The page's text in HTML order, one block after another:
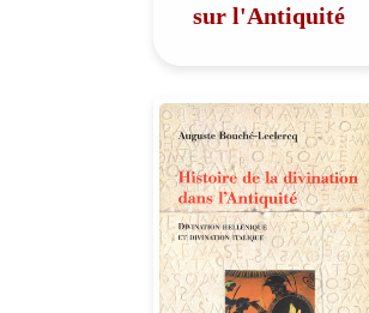
sur l'Antiquité